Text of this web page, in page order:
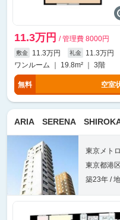
11.3万円 / 管理費 8000円
敷金 11.3万円 礼金
11.3万円
ワンルーム ｜ 19.8m² ｜ 3階
無料 空室
ARIA SERENA
東京メト
東京都港
築23年 /